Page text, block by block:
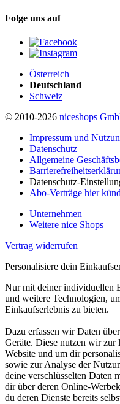
Folge uns auf
Österreich
Deutschland
Schweiz
© 2010-2026 niceshops
Impressum und
Datenschutz
Allgemeine
Datenschutz-
Abo-Verträge hier
Unternehmen
Weitere nice Shops
Vertrag widerrufen
Personalisiere dein
Nur mit deiner individuellen
und weitere Technologien,
Einkaufserlebnis zu bieten.
Dazu erfassen wir Daten
Geräte. Diese nutzen wir zur
Website und um dir
sowie zur Analyse der
deine verschlüsselten Daten
dir über deren Online-
du deren Dienste bereits